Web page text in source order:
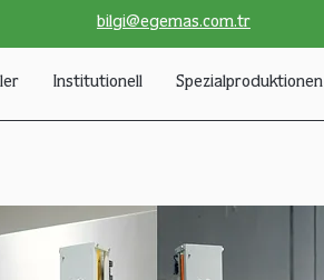
bilgi@egemas.com.tr
Institutionell Spezialproduktionen